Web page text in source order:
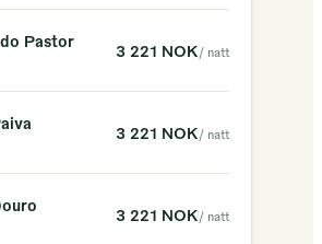
Pastor
3 221 NOK/ natt
3 221 NOK/ natt
3 221 NOK/ natt